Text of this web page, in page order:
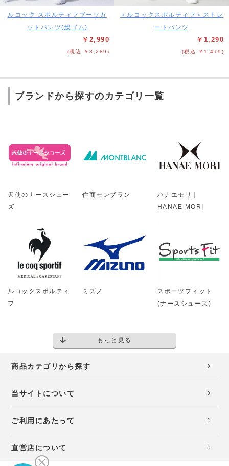
ルコック スポルティフブーツカ
ットパンツ(総ゴム)
￥2,990
(税込 ￥3,289)
＜ルコックスポルティフ＞ストレ
ートパンツ
￥1,290
(税込 ￥1,419)
ブランドから探すのカテゴリ一覧
天使のナースシュー
ズ
住商モンブラン
ハナエモリ｜
HANAE MORI
ルコックスポルティ
フ
ミズノ
スポーツフィット
(ナースシューズ)
もっと見る
商品カテゴリから探す
当サイトについて
ご利用にあたって
直営店について